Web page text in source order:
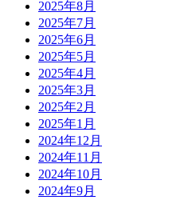
2025年8月
2025年7月
2025年6月
2025年5月
2025年4月
2025年3月
2025年2月
2025年1月
2024年12月
2024年11月
2024年10月
2024年9月